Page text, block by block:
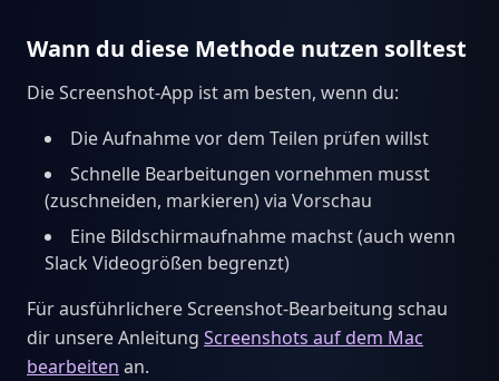
Wann du diese Methode nutzen solltest
Die Screenshot-App ist am besten, wenn du:
Die Aufnahme vor dem Teilen prüfen willst
Schnelle Bearbeitungen vornehmen musst
(zuschneiden, markieren) via Vorschau
Eine Bildschirmaufnahme machst (auch wenn
Slack Videogrößen begrenzt)
Für ausführlichere Screenshot-Bearbeitung schau
dir unsere Anleitung Screenshots auf dem Mac
bearbeiten an.